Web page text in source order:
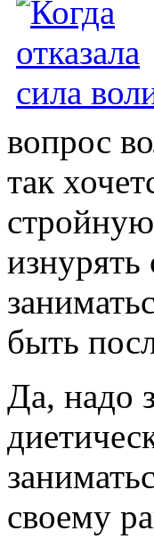
вопрос
так
быть
Да, надо
своему